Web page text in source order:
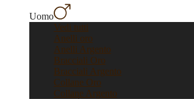
Uomo
Vedi tutti
Anelli oro
Anelli Argento
Bracciali Oro
Bracciali Argento
Collane Oro
Collane Argento